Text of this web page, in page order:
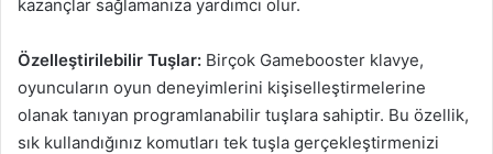
kazançlar sağlamanıza yardımcı olur.
Özelleştirilebilir Tuşlar: Birçok Gamebooster klavye,
oyuncuların oyun deneyimlerini kişiselleştirmelerine
olanak tanıyan programlanabilir tuşlara sahiptir. Bu özellik,
sık kullandığınız komutları tek tuşla gerçekleştirmenizi